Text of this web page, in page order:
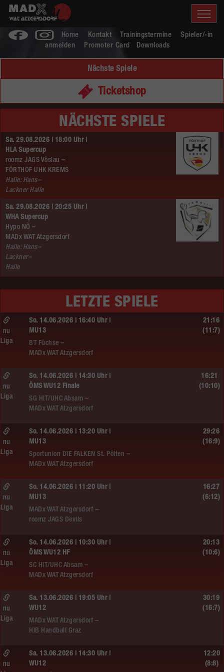
Home Kontakt Trainingstermine
Spieler/-in
anmelden
Promoter Card Downloads
Nächste Spiele
Ticketshop
NÄCHSTE SPIELE
Sa. 29.08.2026 | 18:00 Uhr |
HLA Supercup
roomz JAGS Vöslau –
FÖRTHOF UHK KREMS
Halle: Hans–
Lackner Halle
Sa. 29.08.2026 | 20:25 Uhr |
WHA Supercup
Hypo NÖ –
MADx WAT Atzgersdorf
Halle: Hans–
Lackner–
Halle
LETZTE SPIELE
So. 14.06.2026 | 16:40 Uhr |
MU13
BT Füchse –
MADx WAT Atzgersdorf
nu
Liga
21:16
(11:7)
So. 14.06.2026 | 14:30 Uhr |
ÖMS WU12 Finale
SG HIT/UHC Absam –
MADx WAT Atzgersdorf
nu
Liga
16:21
(10:10)
So. 14.06.2026 | 13:20 Uhr |
MU13
Sportunion DIE FALKEN St. Pölten –
MADx WAT Atzgersdorf
nu
Liga
29:26
(16:9)
So. 14.06.2026 | 11:20 Uhr |
MU13
MADx WAT Atzgersdorf –
roomz JAGS Devils
nu
Liga
16:27
(6:12)
So. 14.06.2026 | 10:30 Uhr |
ÖMS WU12 HF
SC HIT/UHC Absam –
MADx WAT Atzgersdorf
nu
Liga
20:13
(10:6)
Sa. 13.06.2026 | 19:05 Uhr |
WU12
MADx WAT Atzgersdorf –
HIB Handball Graz
nu
Liga
30:19
(16:7)
Sa. 13.06.2026 | 14:30 Uhr |
WU12
nu
12:20
(8:8)